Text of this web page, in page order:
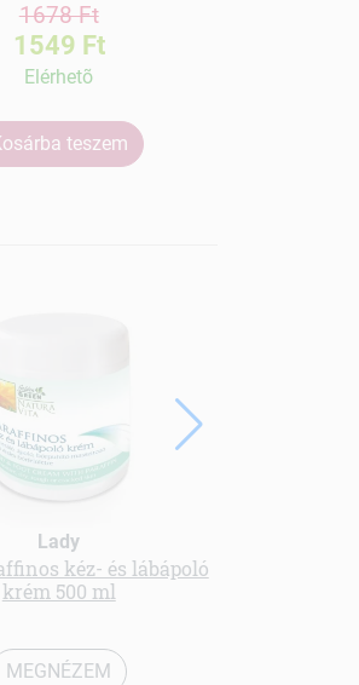
1678 Ft
1549 Ft
Elérhetõ
teszem
Lady
kéz- és lábápoló
krém 500 ml
MEGNÉZEM